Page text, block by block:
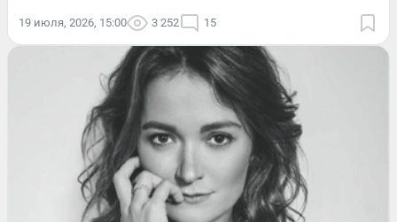
19 июля, 2026, 15:00 3 252 15